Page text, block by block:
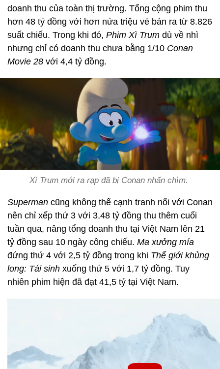
doanh thu của toàn thị trường. Tổng cộng phim thu
hơn 48 tỷ đồng với hơn nửa triệu vé bán ra từ 8.826
suất chiếu. Trong khi đó, Phim Xì Trum dù về nhì
nhưng chỉ có doanh thu chưa bằng 1/10 Conan
Movie 28 với 4,4 tỷ đồng.
Xì Trum mới ra rạp đã bị Conan nhấn chìm.
Superman cũng không thể cạnh tranh nổi với Conan
nên chỉ xếp thứ 3 với 3,48 tỷ đồng thu thêm cuối
tuần qua, nâng tổng doanh thu tại Việt Nam lên 21
tỷ đồng sau 10 ngày công chiếu. Ma xưởng mía
đứng thứ 4 với 2,5 tỷ đồng trong khi Thế giới khủng
long: Tái sinh xuống thứ 5 với 1,7 tỷ đồng. Tuy
nhiên phim hiện đã đạt 41,5 tỷ tại Việt Nam.